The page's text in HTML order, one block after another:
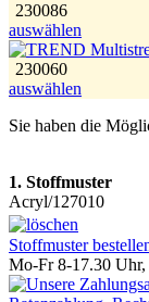
230086
auswählen
230060
auswählen
Sie haben die
1. Stoffmuster
Acryl/127010
Stoffmuster
Mo-Fr 8-17.30 Uhr,